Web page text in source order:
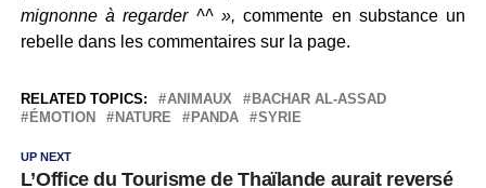
mignonne à regarder ^^ », commente en substance un
rebelle dans les commentaires sur la page.
RELATED TOPICS: ANIMAUX
BACHAR AL-ASSAD
ÉMOTION
NATURE PANDA SYRIE
UP NEXT
L’Office du Tourisme de Thaïlande aurait reversé